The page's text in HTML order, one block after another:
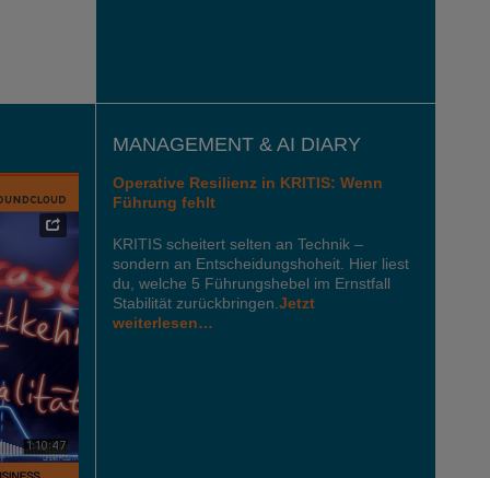
MANAGEMENT & AI DIARY
Operative Resilienz in KRITIS: Wenn
Führung fehlt
KRITIS scheitert selten an Technik –
sondern an Entscheidungshoheit. Hier liest
du, welche 5 Führungshebel im Ernstfall
Stabilität zurückbringen. Jetzt
weiterlesen…